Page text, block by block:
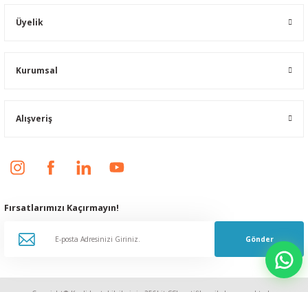
Üyelik
Kurumsal
Alışveriş
Fırsatlarımızı Kaçırmayın!
Gönder